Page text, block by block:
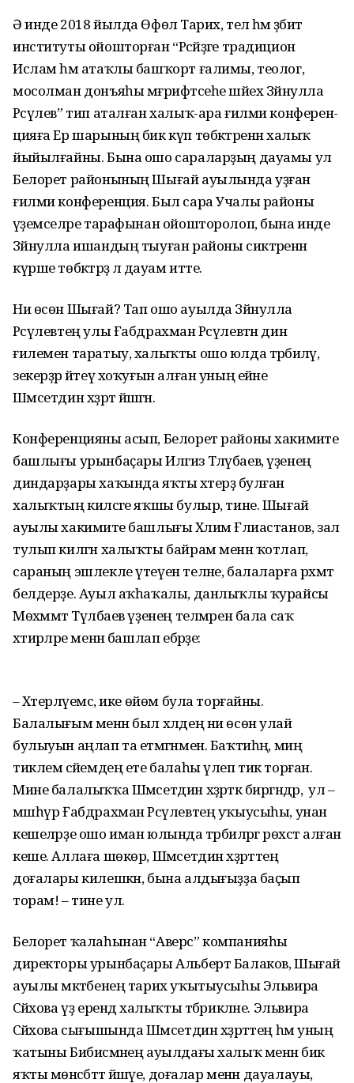
Ә инде 2018 йылда Өфөлә Тарих, тел һәм әҙәбиәт
институты ойошторған “Рәсәйҙәге традицион
Ислам һәм атаҡлы баш­ҡорт ғалимы, теолог,
мосолман донъяһы мәғрифәтсеһе шәйех Зәйнулла
Рәсүлев” тип аталған халыҡ-ара ғилми конфе­рен­
цияға Ер шарының бик күп төбәктәренән халыҡ
йыйыл­ғайны. Бына ошо сараларҙың дауамы ул
Белорет районының Шығай ауылында уҙған
ғилми конференция. Был сара Учалы районы
әүҙемселәре тарафынан ойошторолоп, бына инде
Зәй­нул­ла ишандың тыуған районы сиктәренән
күрше төбәктәрҙә лә дауам итте.
Ни өсөн Шығай? Тап ошо ауылда Зәйнулла
Рәсүлевтең улы Ғабдрахман Рәсүлевтән дин
ғилемен таратыу, халыҡты ошо юлда тәрбиәләү,
зекерҙәр әйтеү хоҡуғын алған уның ейәне
Шәмсетдин хәҙрәт йәшәгән.
Конференцияны асып, Белорет районы хакимиәте
башлығы урынбаҫары Илгиз Тләүбаев, үҙенең
диндарҙары хаҡында яҡты хәтерҙә булған
халыҡтың киләсәге яҡшы булыр, тине. Шығай
ауылы хакимиәте баш­лығы Хәлим Ғәлиастанов, зал
тулып килгән халыҡты байрам менән ҡотлап,
сараның эшлекле үтеүен теләне, балаларға рәхмәт
белдерҙе. Ауыл аҡһа­ҡалы, дан­лыҡлы ҡурайсы
Мөхәм­мәт Тү­лә­баев үҙенең телмәрен бала саҡ
хәтирәләре менән башлап ебәрҙе:
– Хәтерләүемсә, ике өйөм була торғайны.
Балалығым менән был хәлдең ни өсөн улай
булыуын аңлап та етмәгәнмен. Баҡ­ти­һәң, миңә
тиклем әсәйемдең ете балаһы үлеп тик торған.
Мине балалыҡҡа Шәмсетдин хәҙрәткә биргәндәр, ә ул –
мәшһүр Ғабдрахман Рәсүлевтең уҡыусыһы, унан
кешеләрҙе ошо иман юлында тәрбиәләргә рөхсәт алған
кеше. Аллаға шөкөр, Шәм­сетдин хәҙрәттең
доғалары килешкән, бына алдығыҙҙа баҫып
торам! – тине ул.
Белорет ҡалаһынан “Аверс” компанияһы
директоры урын­баҫары Альберт Балаков, Шы­ғай
ауылы мәктәбенең тарих уҡытыусыһы Эльвира
Сәйәхова үҙ ерендә халыҡты тәбрикләне. Эльвира
Сәйәхова сығышында Шәмсетдин хәҙрәттең һәм уның
ҡатыны Бибиәсмәнең ауылдағы халыҡ менән бик
яҡты мөнәсәбәттә йәшәүе, доға­лар менән дауалауы,